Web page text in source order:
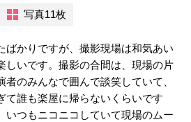
写真11枚
ばかりですが、撮影現場は和気あい
しいです。撮影の合間は、現場の片
のみんなで囲んで談笑していて、
て誰も楽屋に帰らないくらいです
いつもニコニコしていて現場のムー